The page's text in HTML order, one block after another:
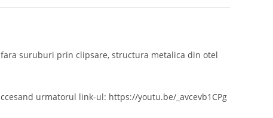
fara suruburi prin clipsare, structura metalica din otel
urmatorul link-ul: https://youtu.be/_avcevb1CPg